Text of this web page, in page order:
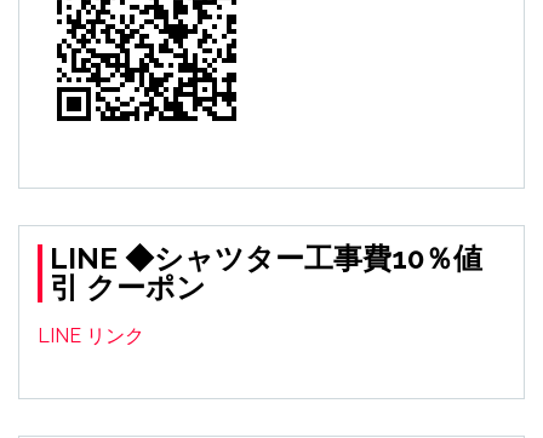
LINE ◆シャツター工事費10％値
引 クーポン
LINE リンク